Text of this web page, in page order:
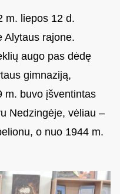
m. liepos 12 d.
Alytaus rajone.
augo pas dėdę
gimnaziją,
m. buvo įšventintas
Nedzingėje, vėliau –
o nuo 1944 m.